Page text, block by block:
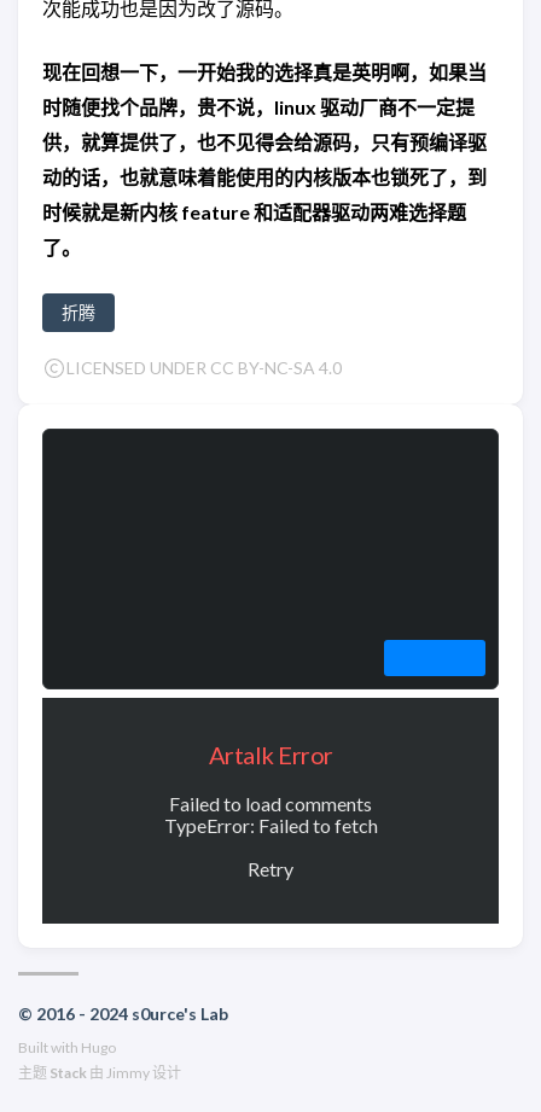
次能成功也是因为改了源码。
现在回想一下，一开始我的选择真是英明啊，如果当
时随便找个品牌，贵不说，linux 驱动厂商不一定提
供，就算提供了，也不见得会给源码，只有预编译驱
动的话，也就意味着能使用的内核版本也锁死了，到
时候就是新内核 feature 和适配器驱动两难选择题
了。
折腾
LICENSED UNDER CC BY-NC-SA 4.0
Artalk Error
Failed to load comments
TypeError: Failed to fetch
Retry
© 2016 - 2024 s0urce's Lab
Built with Hugo
主题 Stack 由 Jimmy设计